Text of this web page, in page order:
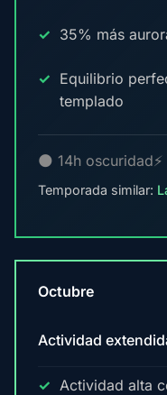
35% más
Equilibrio
templado
🌑 14h oscuridad
Temporada similar:
Octubre
Actividad
Actividad alta